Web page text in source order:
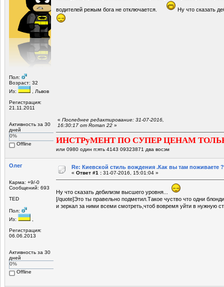
Пол:
Возраст: 32
Из:
, Львов
Регистрация:
21.11.2011
Активность за 30
дней
0%
Offline
водителей режым бога не отключается. Ну что сказать
« Последнее редактирование: 31-07-2016,
16:30:17 от Roman 22 »
ИНСТРуМЕНТ ПО СУПЕР ЦЕНАМ
или 0980 один п:ять 4143 09323871 два восэм
Олег
Карма: +9/-0
Сообщений: 693
TED
Пол:
Из:
Регистрация:
06.06.2013
Активность за 30
дней
0%
Offline
Re: Киевской стиль вождения .Как вы там поживаете ?
« Ответ #1 : 31-07-2016, 15:01:04 »
Ну что сказать дебилизм высшего уровня...
[/quote]Это ты правельно подметил.Такое чуство что одни
и зеркал за ними всеми смотреть,чтоб вовремя уйти в нужную